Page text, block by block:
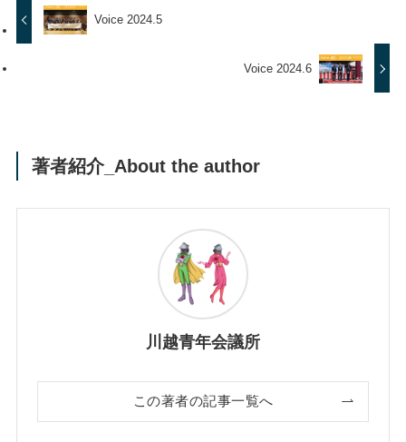
Voice 2024.5
Voice 2024.6
著者紹介_About the author
川越青年会議所
この著者の記事一覧へ